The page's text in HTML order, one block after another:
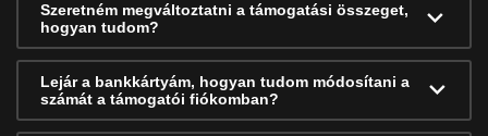
Szeretném megváltoztatni a támogatási összeget,
hogyan tudom?
Lejár a bankkártyám, hogyan tudom módosítani a
számát a támogatói fiókomban?